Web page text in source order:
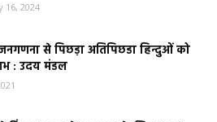
16, 2024
से पिछड़ा अतिपिछडा हिन्दुओं को
: उदय मंडल